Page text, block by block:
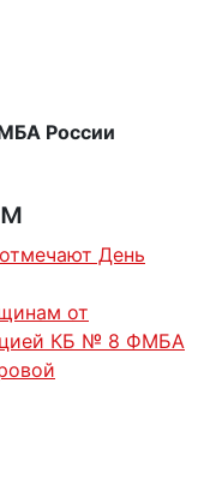
России
День
от
КБ № 8 ФМБА